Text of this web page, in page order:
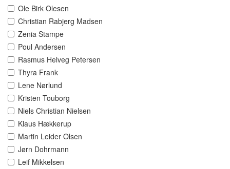
Ole Birk Olesen
Christian Rabjerg Madsen
Zenia Stampe
Poul Andersen
Rasmus Helveg Petersen
Thyra Frank
Lene Nørlund
Kristen Touborg
Niels Christian Nielsen
Klaus Hækkerup
Martin Leider Olsen
Jørn Dohrmann
Leif Mikkelsen